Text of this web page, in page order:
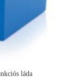
láda